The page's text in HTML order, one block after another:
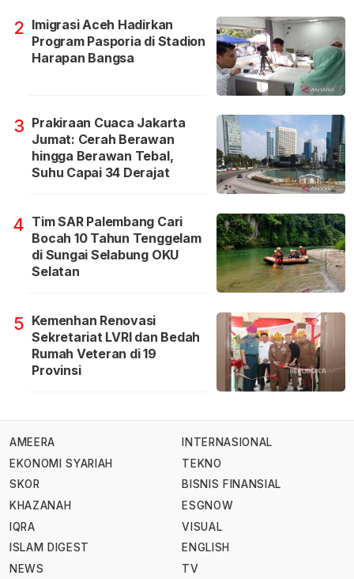
2 Imigrasi Aceh Hadirkan
Program Pasporia di Stadion
Harapan Bangsa
3 Prakiraan Cuaca Jakarta
Jumat: Cerah Berawan
hingga Berawan Tebal,
Suhu Capai 34 Derajat
4 Tim SAR Palembang Cari
Bocah 10 Tahun Tenggelam
di Sungai Selabung OKU
Selatan
5 Kemenhan Renovasi
Sekretariat LVRI dan Bedah
Rumah Veteran di 19
Provinsi
AMEERA
EKONOMI SYARIAH
SKOR
KHAZANAH
IQRA
ISLAM DIGEST
NEWS
INTERNASIONAL
TEKNO
BISNIS FINANSIAL
ESGNOW
VISUAL
ENGLISH
TV